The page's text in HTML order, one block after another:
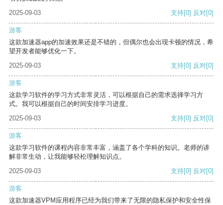
2025-09-03
支持[0] 反对[0]
游客
这款加速器app的加速效果还是不错的，但偶尔也会出现卡顿的情况，希
望开发者能够优化一下。
2025-09-03
支持[0] 反对[0]
游客
这款学习软件的学习方式非常灵活，可以根据自己的需求选择学习方
式。我可以根据自己的时间安排学习进度。
2025-09-03
支持[0] 反对[0]
游客
这款学习软件的课程内容非常丰富，涵盖了各个学科的知识。老师的讲
解非常生动，让我能够轻松理解知识点。
2025-09-03
支持[0] 反对[0]
游客
这款加速器VPM应用程序已经为我们带来了无限的隐私保护和安全性保